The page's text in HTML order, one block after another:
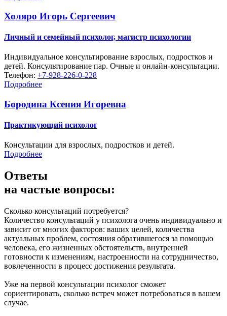
Холяро Игорь Сергеевич
Личный и семейный психолог, магистр психологии
Индивидуальное консультирование взрослых, подростков и
детей. Консультирование пар. Очные и онлайн-консультации.
Телефон: +7-928-226-0-228
Подробнее
Бородина Ксения Игоревна
Практикующий психолог
Консультации для взрослых, подростков и детей.
Подробнее
Ответы
на частые вопросы:
Сколько консультаций потребуется?
Количество консультаций у психолога очень индивидуально и
зависит от многих факторов: ваших целей, количества
актуальных проблем, состояния обратившегося за помощью
человека, его жизненных обстоятельств, внутренней
готовности к изменениям, настроенности на сотрудничество,
вовлеченности в процесс достижения результата.
Уже на первой консультации психолог сможет
сориентировать, сколько встреч может потребоваться в вашем
случае.